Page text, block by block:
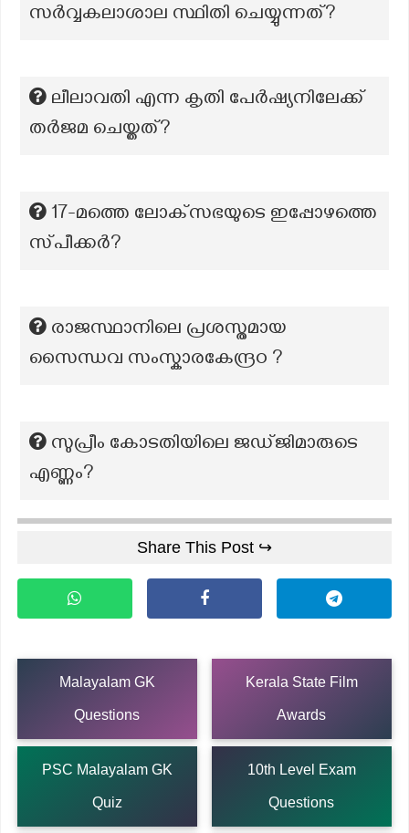
സർവ്വകലാശാല സ്ഥിതി ചെയ്യുന്നത്?
ലീലാവതി എന്ന കൃതി പേർഷ്യനിലേക്ക്
തർജമ ചെയ്തത്?
17-മത്തെ ലോക്‌സഭയുടെ ഇപ്പോഴത്തെ
സ്‌പീക്കർ?
രാജസ്ഥാനിലെ പ്രശസ്തമായ
സൈന്ധവ സംസ്കാരകേന്ദ്രo ?
സുപ്രീം കോടതിയിലെ ജഡ്ജിമാരുടെ
എണ്ണം?
Share This Post ↪
Malayalam GK
Questions
Kerala State Film
Awards
PSC Malayalam GK
Quiz
10th Level Exam
Questions